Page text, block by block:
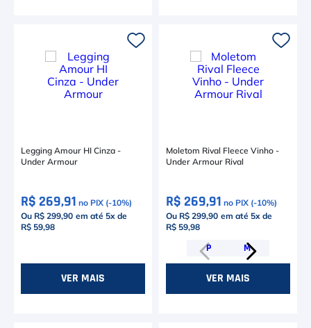
Legging Amour HI Cinza -
Under Armour
R$ 269,91 no PIX (-10%)
Ou R$ 299,90 em até 5x de
R$ 59,98
VER MAIS
Moletom Rival Fleece Vinho -
Under Armour Rival
R$ 269,91 no PIX (-10%)
Ou R$ 299,90 em até 5x de
R$ 59,98
P M
VER MAIS